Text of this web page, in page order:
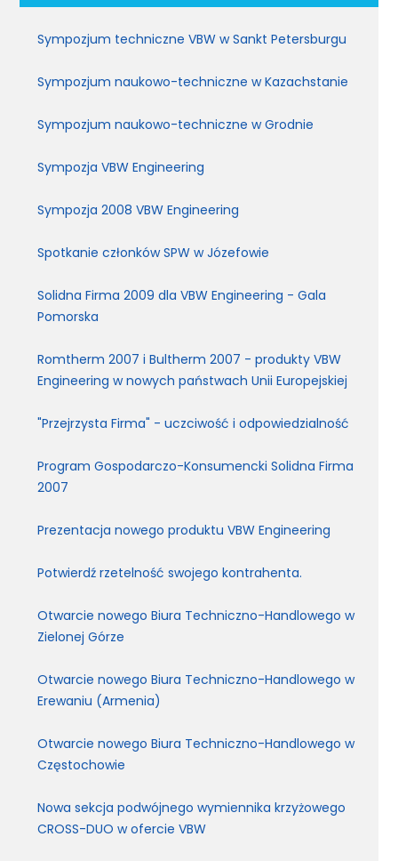
Sympozjum techniczne VBW w Sankt Petersburgu
Sympozjum naukowo-techniczne w Kazachstanie
Sympozjum naukowo-techniczne w Grodnie
Sympozja VBW Engineering
Sympozja 2008 VBW Engineering
Spotkanie członków SPW w Józefowie
Solidna Firma 2009 dla VBW Engineering - Gala
Pomorska
Romtherm 2007 i Bultherm 2007 - produkty VBW
Engineering w nowych państwach Unii Europejskiej
"Przejrzysta Firma" - uczciwość i odpowiedzialność
Program Gospodarczo-Konsumencki Solidna Firma
2007
Prezentacja nowego produktu VBW Engineering
Potwierdź rzetelność swojego kontrahenta.
Otwarcie nowego Biura Techniczno-Handlowego w
Zielonej Górze
Otwarcie nowego Biura Techniczno-Handlowego w
Erewaniu (Armenia)
Otwarcie nowego Biura Techniczno-Handlowego w
Częstochowie
Nowa sekcja podwójnego wymiennika krzyżowego
CROSS-DUO w ofercie VBW